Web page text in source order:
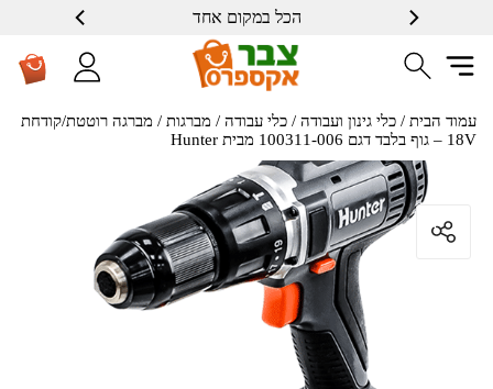
הכל במקום אחד
שרות ברמה גבוה
עמוד הבית / כלי גינון ועבודה / כלי עבודה / מברגות / מברגה רוטטת/קודחת
18V – גוף בלבד דגם 100311-006 מבית Hunter